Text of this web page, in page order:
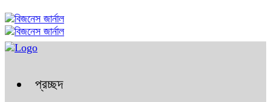
প্রচ্ছদ